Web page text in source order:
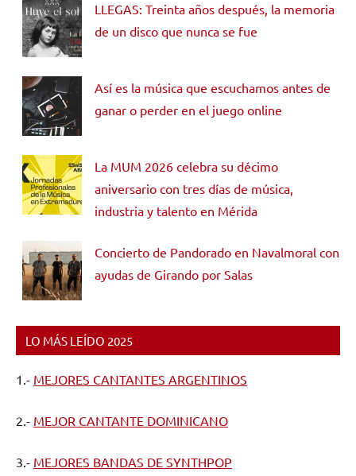
LLEGAS: Treinta años después, la memoria
de un disco que nunca se fue
Así es la música que escuchamos antes de
ganar o perder en el juego online
La MUM 2026 celebra su décimo
aniversario con tres días de música,
industria y talento en Mérida
Concierto de Pandorado en Navalmoral con
ayudas de Girando por Salas
LO MÁS LEÍDO 2025
1.- MEJORES CANTANTES ARGENTINOS
2.- MEJOR CANTANTE DOMINICANO
3.- MEJORES BANDAS DE SYNTHPOP